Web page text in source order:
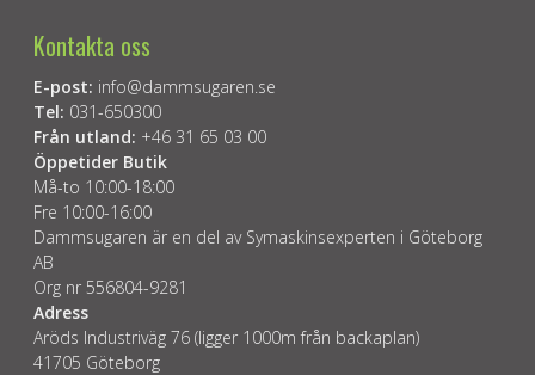
Kontakta oss
E-post: info@dammsugaren.se
Tel: 031-650300
Från utland: +46 31 65 03 00
Öppetider Butik
Må-to 10:00-18:00
Fre 10:00-16:00
Dammsugaren är en del av Symaskinsexperten i Göteborg
AB
Org nr 556804-9281
Adress
Aröds Industriväg 76 (ligger 1000m från backaplan)
41705 Göteborg